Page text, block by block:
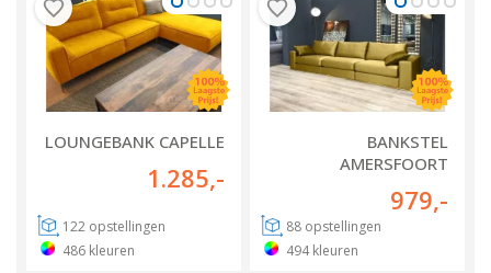
LOUNGEBANK CAPELLE
1.285,-
122 opstellingen
486 kleuren
BANKSTEL
AMERSFOORT
979,-
88 opstellingen
494 kleuren